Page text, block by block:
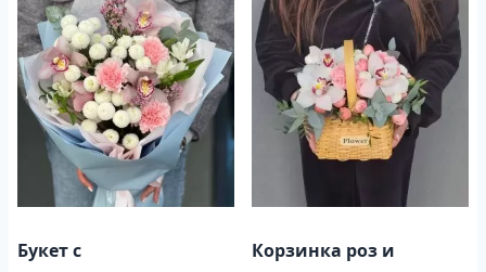
Букет с
Корзинка роз и